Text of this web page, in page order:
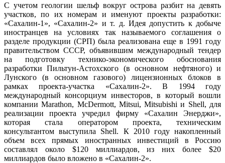
С учетом геологии шельф вокруг острова разбит на девять
участков, по их номерам и именуют проекты разработки:
«Сахалин-1», «Сахалин-2» и т. д. Идея допустить к добыче
иностранцев на условиях так называемого соглашения о
разделе продукции (СРП) была реализована еще в 1991 году
правительством СССР, объявившим международный тендер
на подготовку технико-экономического обоснования
разработки Пильтун-Астохского (в основном нефтяного) и
Лунского (в основном газового) лицензионных блоков в
рамках проекта-участка «Сахалин-2». В 1994 году
международный консорциум инвесторов, в который вошли
компании Marathon, McDermott, Mitsui, Mitsubishi и Shell, для
реализации проекта учредил фирму «Сахалин Энерджи»,
которая стала оператором проекта, техническим
консультантом выступила Shell. К 2010 году накопленный
объем всех прямых иностранных инвестиций в Россию
составлял около $120 миллиардов, из них более $20
миллиардов было вложено в «Сахалин-2».